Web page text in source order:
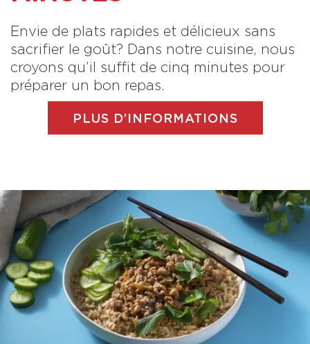
Envie de plats rapides et délicieux sans
sacrifier le goût? Dans notre cuisine, nous
croyons qu’il suffit de cinq minutes pour
préparer un bon repas.
PLUS D’INFORMATIONS